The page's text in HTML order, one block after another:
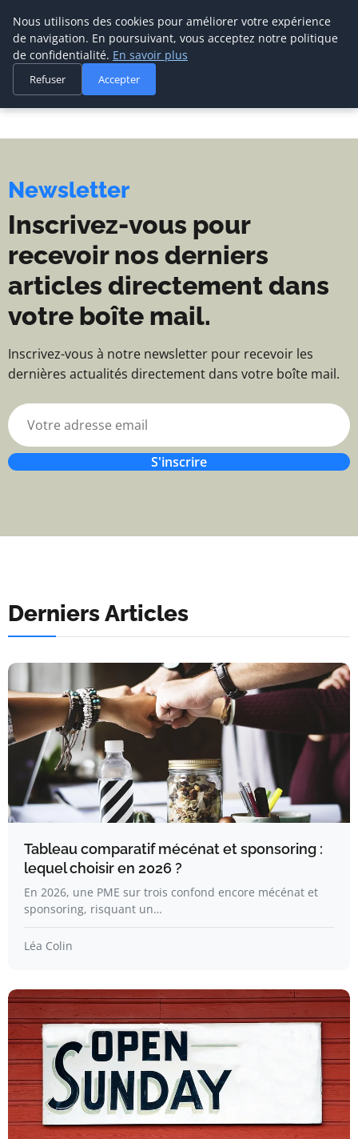
Cabinet De Management De
Cabinet De
Management De
Transition
LE SPÉCIALISTE DU
Newsletter
Inscrivez-vous pour
recevoir nos derniers
articles directement dans
votre boîte mail.
Inscrivez-vous à notre newsletter pour recevoir les
dernières actualités directement dans votre boîte mail.
S'inscrire
Derniers Articles
Tableau comparatif mécénat et sponsoring :
lequel choisir en 2026 ?
En 2026, une PME sur trois confond encore mécénat et
sponsoring, risquant un…
Léa Colin
Nous utilisons des cookies pour améliorer votre expérience
de navigation. En poursuivant, vous acceptez notre politique
de confidentialité. En savoir plus
Refuser Accepter